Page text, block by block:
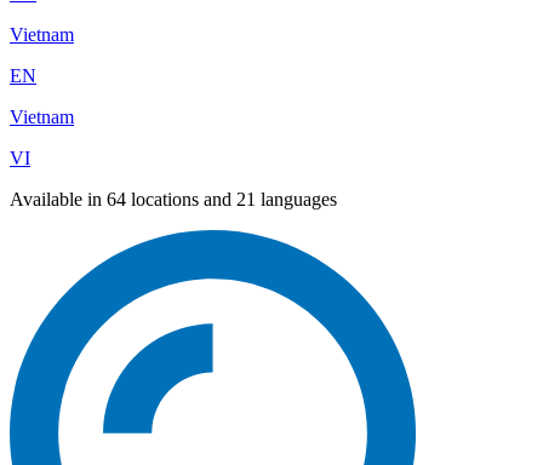
Vietnam
EN
Vietnam
VI
Available in 64 locations and 21 languages